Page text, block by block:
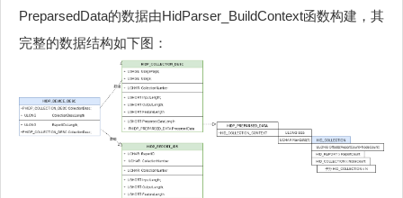
PreparsedData的数据由HidParser_BuildContext函数构建，其
完整的数据结构如下图：